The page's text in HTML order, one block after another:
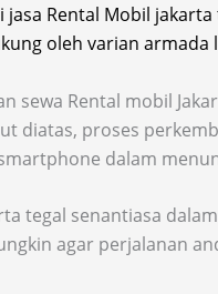
Rental Mobil
oleh varian armada
sewa Rental mobil
diatas, proses
dalam
tegal senantiasa
agar perjalanan